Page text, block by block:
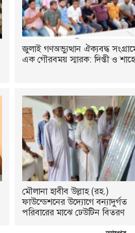
জুলাই গণঅভ্যুত্থান ঐক্যবদ্ধ
এক গৌরবময় স্মারক: দিপ্তী ও
মৌলানা হাবীব উল্লাহ (রহ.)
ফাউন্ডেশনের উদ্যোগে বন্যাদুর্গত
পরিবারের মাঝে ঢেউটিন বিতরণ